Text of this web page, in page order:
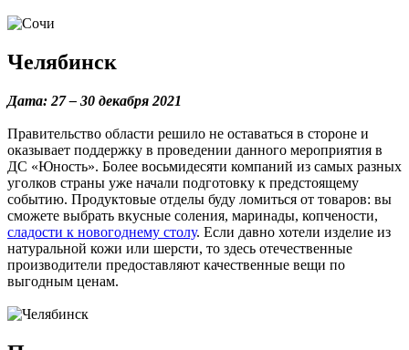
Челябинск
Дата: 27 – 30 декабря 2021
Правительство области решило не оставаться в стороне и
оказывает поддержку в проведении данного мероприятия в
ДС «Юность». Более восьмидесяти компаний из самых разных
уголков страны уже начали подготовку к предстоящему
событию. Продуктовые отделы буду ломиться от товаров: вы
сможете выбрать вкусные соления, маринады, копчености,
сладости к новогоднему столу. Если давно хотели изделие из
натуральной кожи или шерсти, то здесь отечественные
производители предоставляют качественные вещи по
выгодным ценам.